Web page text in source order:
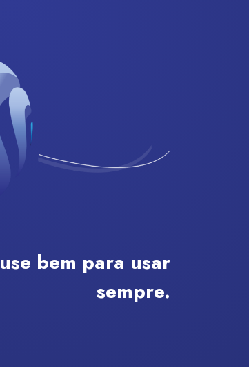
use bem para usar
sempre.